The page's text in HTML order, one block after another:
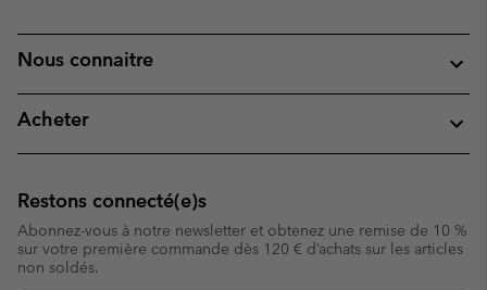
Nous connaitre
Acheter
Restons connecté(e)s
Abonnez-vous à notre newsletter et obtenez une remise de 10 %
sur votre première commande dès 120 € d’achats sur les articles
non soldés.